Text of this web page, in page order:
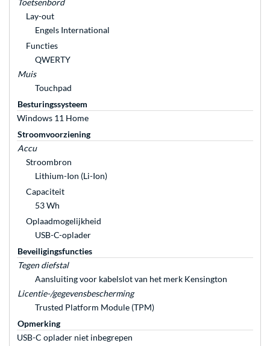
Toetsenbord
Lay-out
Engels International
Functies
QWERTY
Muis
Touchpad
Besturingssysteem
Windows 11 Home
Stroomvoorziening
Accu
Stroombron
Lithium-Ion (Li-Ion)
Capaciteit
53 Wh
Oplaadmogelijkheid
USB-C-oplader
Beveiligingsfuncties
Tegen diefstal
Aansluiting voor kabelslot van het merk Kensington
Licentie-/gegevensbescherming
Trusted Platform Module (TPM)
Opmerking
USB-C oplader niet inbegrepen